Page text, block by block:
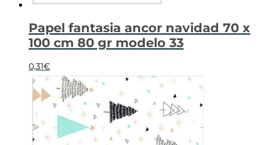
Papel fantasia ancor navidad 70 x
100 cm 80 gr modelo 33
0,31€